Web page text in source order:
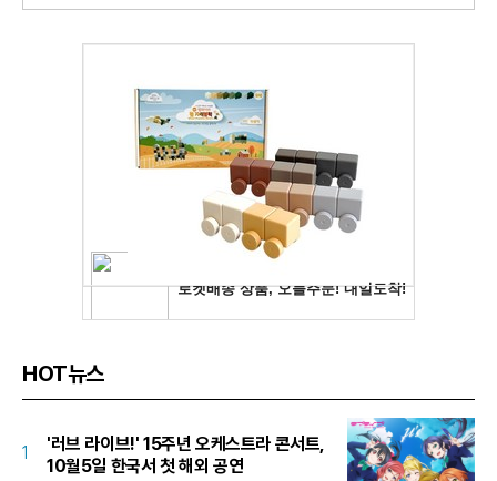
HOT뉴스
1
'러브 라이브!' 15주년 오케스트라 콘서트,
10월5일 한국서 첫 해외 공연